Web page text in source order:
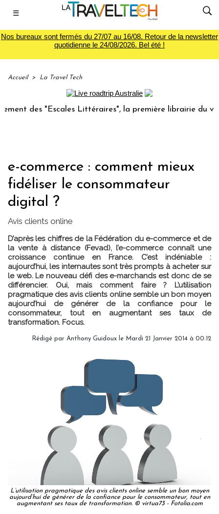
☰
Nos bureaux sont fermés du 27/07 au 16/08. Retour de la newsletter
quotidienne le 24/08/2026. Bel été !
Accueil > La Travel Tech
"Escales Littéraires", la première librairie du voyage
e-commerce : comment mieux
fidéliser le consommateur
digital ?
Avis clients online
D’après les chiffres de la Fédération du e-commerce et de
la vente à distance (Fevad), l’e-commerce connaît une
croissance continue en France. C’est indéniable :
aujourd’hui, les internautes sont très prompts à acheter sur
le web. Le nouveau défi des e-marchands est donc de se
différencier. Oui, mais comment faire ? L’utilisation
pragmatique des avis clients online semble un bon moyen
aujourd’hui de générer de la confiance pour le
consommateur, tout en augmentant ses taux de
transformation. Focus.
Rédigé par Anthony Guidoux le Mardi 21 Janvier 2014 à 00:12
L’utilisation pragmatique des avis clients online semble un bon moyen
aujourd’hui de générer de la confiance pour le consommateur, tout en
augmentant ses taux de transformation. © virtua73 - Fotolia.com